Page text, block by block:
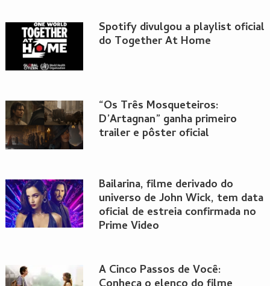
Spotify divulgou a playlist oficial
do Together At Home
“Os Três Mosqueteiros:
D’Artagnan” ganha primeiro
trailer e pôster oficial
Bailarina, filme derivado do
universo de John Wick, tem data
oficial de estreia confirmada no
Prime Video
A Cinco Passos de Você: